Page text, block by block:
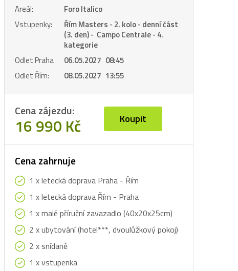
Areál:
Foro Italico
Vstupenky:
Řím Masters - 2. kolo - denní část
(3. den) - Campo Centrale - 4.
kategorie
Odlet Praha
06.05.2027 08:45
Odlet Řím:
08.05.2027 13:55
Cena zájezdu:
16 990 Kč Koupit
Cena zahrnuje
1 x letecká doprava Praha - Řím
1 x letecká doprava Řím - Praha
1 x malé příruční zavazadlo (40x20x25cm)
2 x ubytování (hotel***, dvoulůžkový pokoj)
2 x snídaně
1 x vstupenka